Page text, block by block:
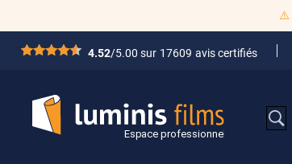
⚠️
*****4.52/5.00 sur 17609 avis certifiés